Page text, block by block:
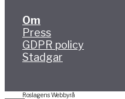
Om
Press
GDPR policy
Stadgar
Roslagens Webbyrå